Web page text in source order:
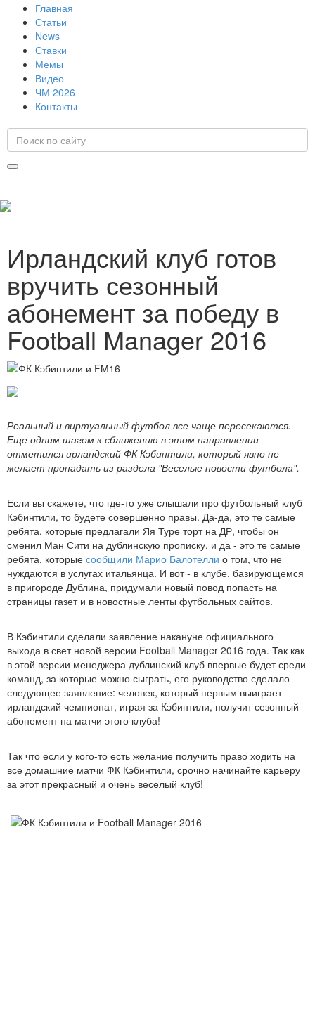
Главная
Статьи
News
Ставки
Мемы
Видео
ЧМ 2026
Контакты
Ирландский клуб готов
вручить сезонный
абонемент за победу в
Football Manager 2016
Реальный и виртуальный футбол все чаще пересекаются.
Еще одним шагом к сближению в этом направлении
отметился ирландский ФК Кэбинтили, который явно не
желает пропадать из раздела "Веселые новости футбола".
Если вы скажете, что где-то уже слышали про футбольный клуб
Кэбинтили, то будете совершенно правы. Да-да, это те самые
ребята, которые предлагали Яя Туре торт на ДР, чтобы он
сменил Ман Сити на дублинскую прописку, и да - это те самые
ребята, которые сообщили Марио Балотелли о том, что не
нуждаются в услугах итальянца. И вот - в клубе, базирующемся
в пригороде Дублина, придумали новый повод попасть на
страницы газет и в новостные ленты футбольных сайтов.
В Кэбинтили сделали заявление накануне официального
выхода в свет новой версии Football Manager 2016 года. Так как
в этой версии менеджера дублинский клуб впервые будет среди
команд, за которые можно сыграть, его руководство сделало
следующее заявление: человек, который первым выиграет
ирландский чемпионат, играя за Кэбинтили, получит сезонный
абонемент на матчи этого клуба!
Так что если у кого-то есть желание получить право ходить на
все домашние матчи ФК Кэбинтили, срочно начинайте карьеру
за этот прекрасный и очень веселый клуб!